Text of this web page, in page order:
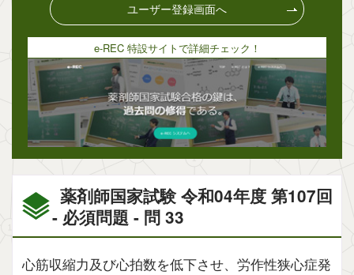
薬剤師国家試験 令和04年度 第107回
- 必須問題 - 問 33
心筋収縮力及び心拍数を低下させ、労作性狭心症発
ユーザー登録画面へ
e-REC 特設サイトで詳細チェック！